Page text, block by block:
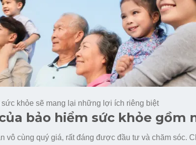
sức khỏe sẽ mang lại những lợi ích riêng biệt
bảo hiểm sức khỏe gồm
vô cùng quý giá, rất đáng được đầu tư và chăm sóc.